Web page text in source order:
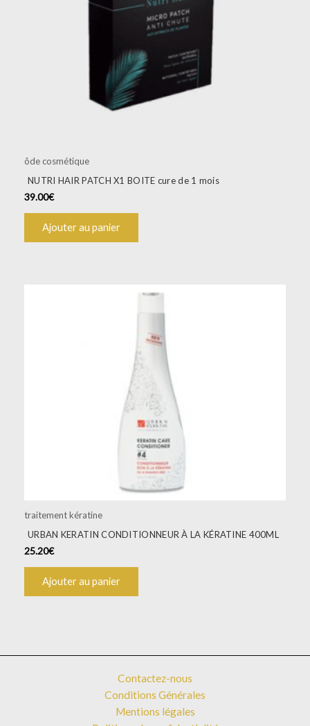
ôde cosmétique
NUTRI HAIR PATCH X1 BOITE cure de 1 mois
39.00€
Ajouter au panier
traitement kératine
URBAN KERATIN CONDITIONNEUR À LA KÉRATINE 400ML
25.20€
Ajouter au panier
Contactez-nous
Conditions Générales
Mentions légales